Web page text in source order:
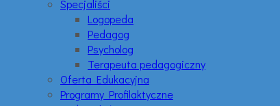
Specjaliści
Logopeda
Pedagog
Psycholog
Terapeuta pedagogiczny
Oferta Edukacyjna
Programy Profilaktyczne